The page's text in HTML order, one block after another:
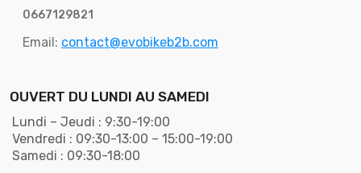
0667129821
Email: contact@evobikeb2b.com
OUVERT DU LUNDI AU SAMEDI
Lundi – Jeudi : 9:30-19:00
Vendredi : 09:30-13:00 – 15:00-19:00
Samedi : 09:30-18:00